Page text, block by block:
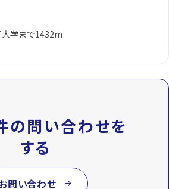
学まで1432m
の問い合わせを
する
問い合わせ arrow_forward